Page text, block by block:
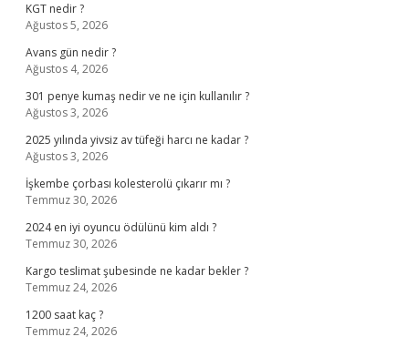
KGT nedir ?
Ağustos 5, 2026
Avans gün nedir ?
Ağustos 4, 2026
301 penye kumaş nedir ve ne için kullanılır ?
Ağustos 3, 2026
2025 yılında yivsiz av tüfeği harcı ne kadar ?
Ağustos 3, 2026
İşkembe çorbası kolesterolü çıkarır mı ?
Temmuz 30, 2026
2024 en iyi oyuncu ödülünü kim aldı ?
Temmuz 30, 2026
Kargo teslimat şubesinde ne kadar bekler ?
Temmuz 24, 2026
1200 saat kaç ?
Temmuz 24, 2026